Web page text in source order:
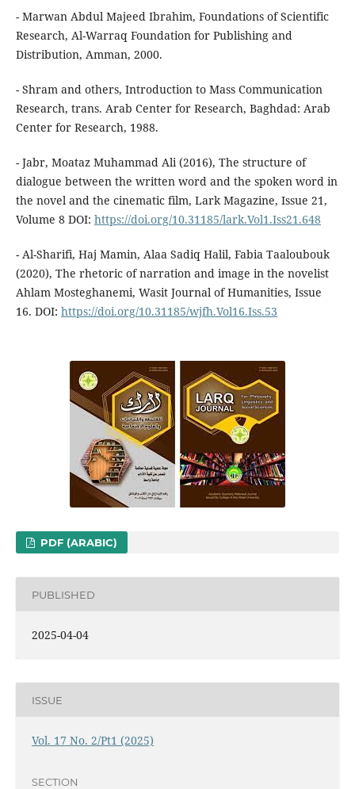
- Marwan Abdul Majeed Ibrahim, Foundations of Scientific
Research, Al-Warraq Foundation for Publishing and
Distribution, Amman, 2000.
- Shram and others, Introduction to Mass Communication
Research, trans. Arab Center for Research, Baghdad: Arab
Center for Research, 1988.
- Jabr, Moataz Muhammad Ali (2016), The structure of
dialogue between the written word and the spoken word in
the novel and the cinematic film, Lark Magazine, Issue 21,
Volume 8 DOI: https://doi.org/10.31185/lark.Vol1.Iss21.648
- Al-Sharifi, Haj Mamin, Alaa Sadiq Halil, Fabia Taaloubouk
(2020), The rhetoric of narration and image in the novelist
Ahlam Mosteghanemi, Wasit Journal of Humanities, Issue
16. DOI: https://doi.org/10.31185/wjfh.Vol16.Iss.53
PDF (ARABIC)
PUBLISHED
2025-04-04
ISSUE
Vol. 17 No. 2/Pt1 (2025)
SECTION